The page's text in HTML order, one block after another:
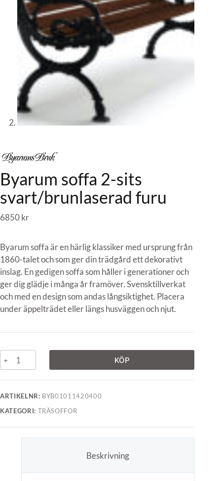
Byarum soffa 2-sits
svart/brunlaserad furu
6850kr
Byarum soffa är en härlig klassiker med ursprung från
1860-talet och som ger din trädgård ett dekorativt
inslag. En gedigen soffa som håller i generationer och
ger dig glädje i många år framöver. Svensktillverkat
och med en design som andas långsiktighet. Placera
under äppelträdet eller längs husväggen och njut.
KÖP
ARTIKELNR: BYB01011420400
KATEGORI: TRÄSOFFOR
Beskrivning